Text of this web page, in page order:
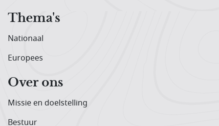
Thema's
Nationaal
Europees
Over ons
Missie en doelstelling
Bestuur